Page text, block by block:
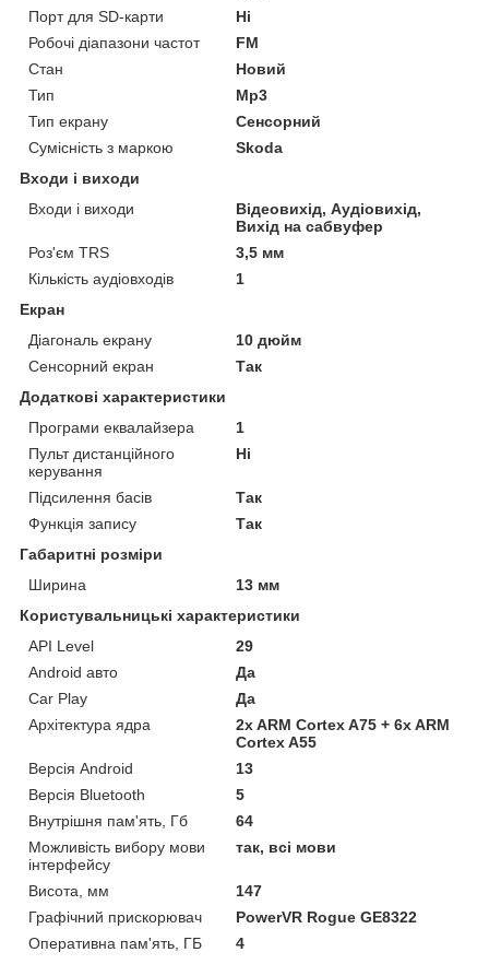
Порт для SD-карти
Ні
Робочі діапазони частот
FM
Стан
Новий
Тип
Mp3
Тип екрану
Сенсорний
Сумісність з маркою
Skoda
Входи і виходи
Входи і виходи
Відеовихід, Аудіовихід,
Вихід на сабвуфер
Роз'єм TRS
3,5 мм
Кількість аудіовходів
1
Екран
Діагональ екрану
10 дюйм
Сенсорний екран
Так
Додаткові характеристики
Програми еквалайзера
1
Пульт дистанційного
керування
Ні
Підсилення басів
Так
Функція запису
Так
Габаритні розміри
Ширина
13 мм
Користувальницькі характеристики
API Level
29
Android авто
Да
Car Play
Да
Архітектура ядра
2x ARM Cortex A75 + 6x ARM
Cortex A55
Версія Android
13
Версія Bluetooth
5
Внутрішня пам'ять, Гб
64
Можливість вибору мови
інтерфейсу
так, всі мови
Висота, мм
147
Графічний прискорювач
PowerVR Rogue GE8322
Оперативна пам'ять, ГБ
4